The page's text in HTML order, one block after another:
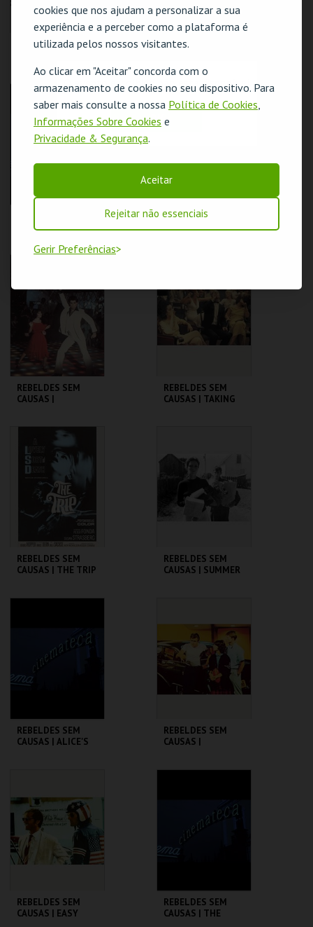
cookies que nos ajudam a personalizar a sua
experiência e a perceber como a plataforma é
utilizada pelos nossos visitantes.
Ao clicar em "Aceitar" concorda com o
armazenamento de cookies no seu dispositivo. Para
saber mais consulte a nossa Política de Cookies,
Informações Sobre Cookies e
Privacidade & Segurança.
Aceitar
Rejeitar não essenciais
Gerir Preferências
REBELDES SEM
CINEMATECA
MAIS INFO
COMPRAR
REBELDES SEM
RESTAURANT
CINEMATECA
COMPRAR
CAUSAS | FLESH
MAIS INFO
COMPRAR
REBELDES SEM
CAUSAS | THE LAST
MAIS INFO
COMPRAR
REBELDES SEM
CAUSAS |
CINEMATECA
MAIS INFO
COMPRAR
REBELDES SEM
CAUSAS | TAKING
MAIS INFO
COMPRAR
REBELDES SEM
CAUSAS | THE TRIP
MAIS INFO
REBELDES SEM
CAUSAS | SUMMER
MAIS INFO
COMPRAR
REBELDES SEM
CAUSAS | ALICE'S
MAIS INFO
COMPRAR
REBELDES SEM
CAUSAS |
MAIS INFO
REBELDES SEM
CAUSAS | EASY
REBELDES SEM
CAUSAS | THE
O evento escolhido não está disponível
OK